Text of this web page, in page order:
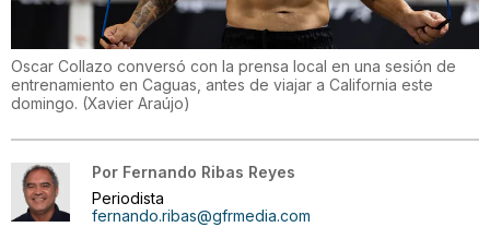
Oscar Collazo conversó con la prensa local en una sesión de
entrenamiento en Caguas, antes de viajar a California este
domingo. (Xavier Araújo)
Por Fernando Ribas Reyes
Periodista
fernando.ribas@gfrmedia.com